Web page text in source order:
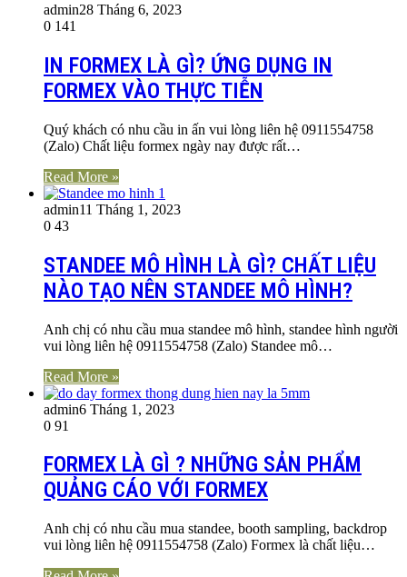
admin28 Tháng 6, 2023
0 141
IN FORMEX LÀ GÌ? ỨNG DỤNG IN
FORMEX VÀO THỰC TIỄN
Quý khách có nhu cầu in ấn vui lòng liên hệ 0911554758
(Zalo) Chất liệu formex ngày nay được rất…
Read More »
admin11 Tháng 1, 2023
0 43
STANDEE MÔ HÌNH LÀ GÌ? CHẤT LIỆU
NÀO TẠO NÊN STANDEE MÔ HÌNH?
Anh chị có nhu cầu mua standee mô hình, standee hình người
vui lòng liên hệ 0911554758 (Zalo) Standee mô…
Read More »
admin6 Tháng 1, 2023
0 91
FORMEX LÀ GÌ ? NHỮNG SẢN PHẨM
QUẢNG CÁO VỚI FORMEX
Anh chị có nhu cầu mua standee, booth sampling, backdrop
vui lòng liên hệ 0911554758 (Zalo) Formex là chất liệu…